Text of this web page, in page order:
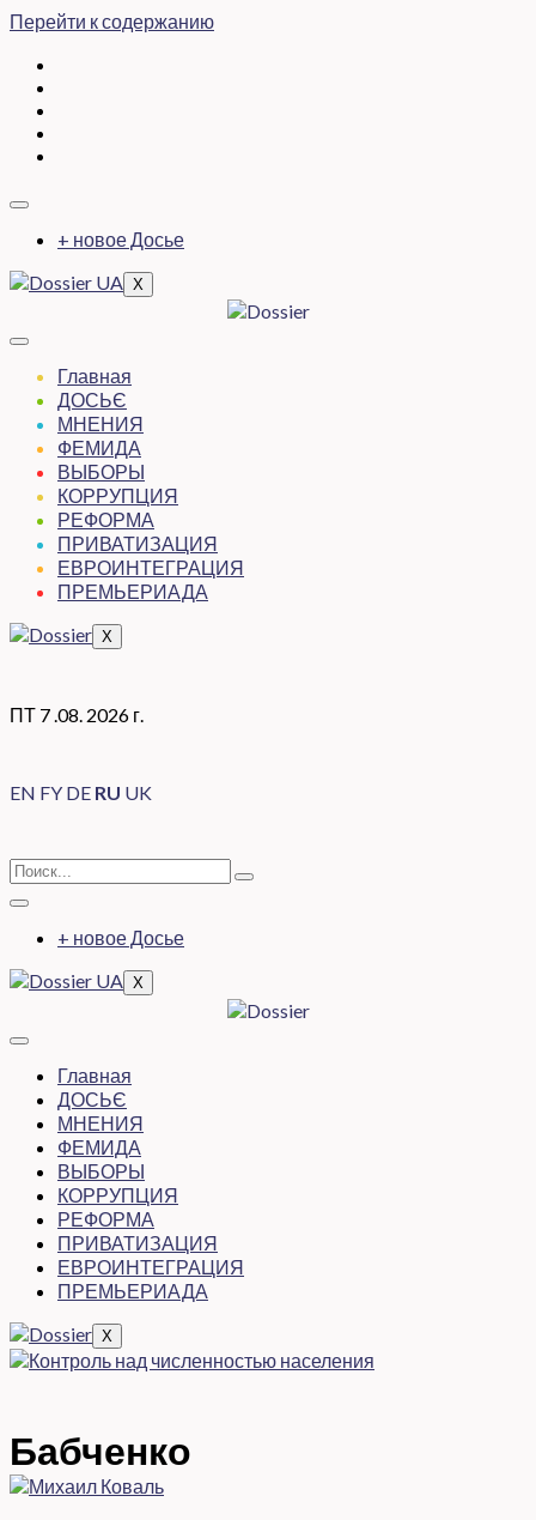
Перейти к содержанию
+ новое Досье
X
Главная
ДОСЬЄ
МНЕНИЯ
ФЕМИДА
ВЫБОРЫ
КОРРУПЦИЯ
РЕФОРМА
ПРИВАТИЗАЦИЯ
ЕВРОИНТЕГРАЦИЯ
ПРЕМЬЕРИАДА
X
ПТ 7 .08. 2026 г.
EN FY DE RU UK
+ новое Досье
X
Главная
ДОСЬЄ
МНЕНИЯ
ФЕМИДА
ВЫБОРЫ
КОРРУПЦИЯ
РЕФОРМА
ПРИВАТИЗАЦИЯ
ЕВРОИНТЕГРАЦИЯ
ПРЕМЬЕРИАДА
X
Бабченко